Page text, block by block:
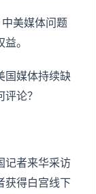
美媒体问题
。
国媒体持续缺
论？
记者来华采访
获得白宫线下